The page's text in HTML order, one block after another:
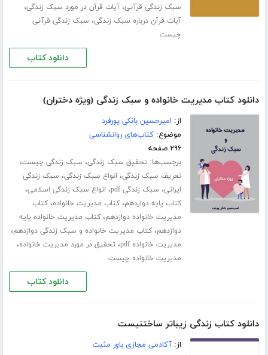
سبک زندگی قرآنی،آیات قرآن در مورد سبک زندگی،
آیات قرآن درباره سبک زندگی، سبک زندگی قرآنی
چیست
دانلود کتاب
دانلود کتاب مدیریت خانواده و سبک زندگی (ویژه دختران)
از: امیرحسین بانکی پورفرد
موضوع:کتاب‌های روانشناسی
۲۹۶ صفحه
برچسب‌ها: تحقیق سبک زندگی، سبک زندگی چیست،
تعریف سبک زندگی، انواع سبک زندگی، سبک زندگی
ایرانی، سبک زندگی pdf ، انواع سبک زندگی اسلامی،
کتاب پایه دوازدهم،کتاب مدیریت خانواده،کتاب
مدیریت خانواده دوازدهم،کتاب مدیریت خانواده پایه
دوازدهم،کتاب مدیریت خانواده و سبک زندگی دوازدهم،
مدیریت خانواده pdf ، تحقیق در مورد مدیریت خانواده،
مدیریت خانواده چیست
دانلود کتاب
دانلود کتاب زندگی زیباتر ساختنیست
از:آکادمی مجازی باور مثبت